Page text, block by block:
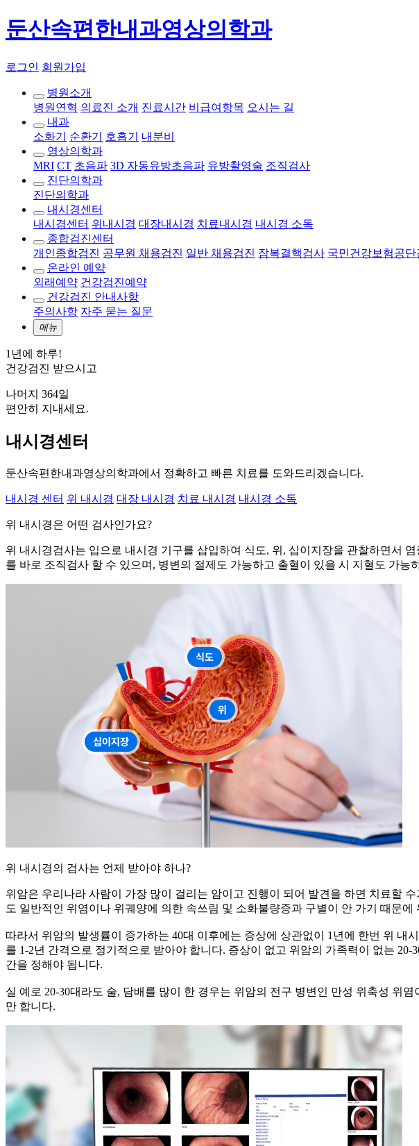
둔산속편한내과영상의학과
로그인 회원가입
병원소개
병원연혁 의료진 소개 진료시간 비급여항목 오시는 길
내과
소화기
순환기 호흡기
내분비
영상의학과
MRI CT 초음파 3D 자동유방초음파 유방촬영술 조직검사
진단의학과
진단의학과
내시경센터
내시경센터 위내시경 대장내시경 치료내시경 내시경 소독
종합검진센터
개인종합검진 공무원 채용검진 일반 채용검진 잠복결핵검사 국민건강보험공단
온라인 예약
외래예약 건강검진예약
건강검진 안내사항
주의사항 자주 묻는 질문
메뉴
1년에 하루!
건강검진 받으시고
나머지 364일
편안히 지내세요.
내시경센터
둔산속편한내과영상의학과에서 정확하고 빠른 치료를 도와드리겠습니다.
내시경 센터 위 내시경 대장 내시경 치료 내시경 내시경 소독
위 내시경은 어떤 검사인가요?
위 내시경검사는 입으로 내시경 기구를 삽입하여 식도, 위, 십이지장을 관찰하면서
를 바로 조직검사 할 수 있으며, 병변의 절제도 가능하고 출혈이 있을 시 지혈도 가능
위 내시경의 검사는 언제 받아야 하나?
위암은 우리나라 사람이 가장 많이 걸리는 암이고 진행이 되어 발견을 하면 치료할
도 일반적인 위염이나 위궤양에 의한 속쓰림 및 소화불량증과 구별이 안 가기 때문
따라서 위암의 발생률이 증가하는 40대 이후에는 증상에 상관없이 1년에 한번 위
를 1-2년 간격으로 정기적으로 받아야 합니다. 증상이 없고 위암의 가족력이 없는
간을 정해야 됩니다.
실 예로 20-30대라도 술, 담배를 많이 한 경우는 위암의 전구 병변인 만성 위축성 위
만 합니다.